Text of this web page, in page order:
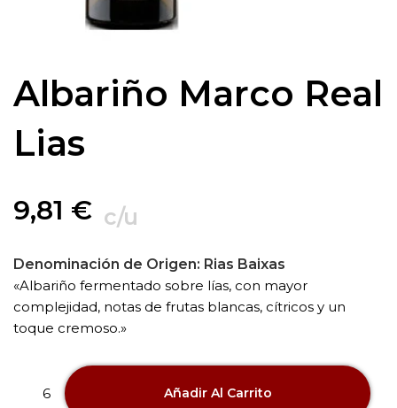
Albariño Marco Real
Lias
9,81 € c/u
Denominación de Origen: Rias Baixas
«Albariño fermentado sobre lías, con mayor
complejidad, notas de frutas blancas, cítricos y un
toque cremoso.»
Añadir Al Carrito